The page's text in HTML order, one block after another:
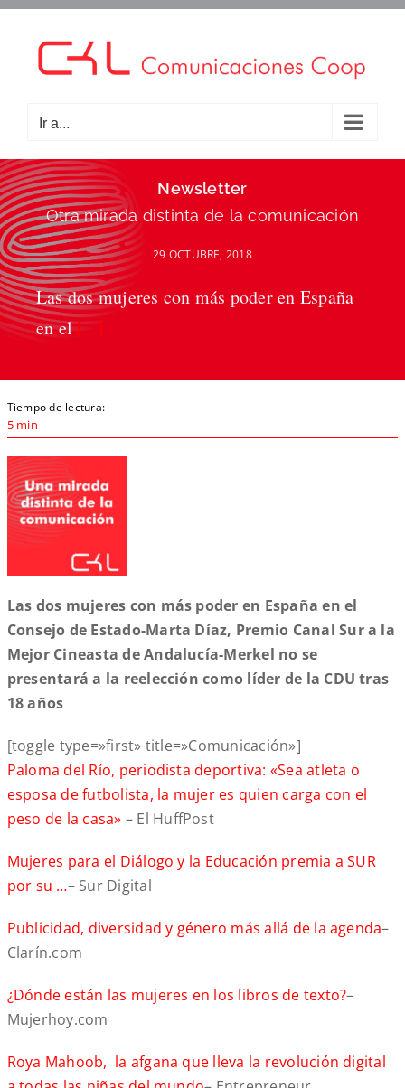
contenido
Ir a...
Newsletter
Otra mirada distinta de la comunicación
29 OCTUBRE, 2018
Las dos mujeres con más poder en España
en el[...]
Tiempo de lectura:
5 min
Las dos mujeres con más poder en España en el
Consejo de Estado-Marta Díaz, Premio Canal Sur a la
Mejor Cineasta de Andalucía-Merkel no se
presentará a la reelección como líder de la CDU tras
18 años
[toggle type=»first» title=»Comunicación»]
Paloma del Río, periodista deportiva: «Sea atleta o
esposa de futbolista, la mujer es quien carga con el
peso de la casa» – El HuffPost
Mujeres para el Diálogo y la Educación premia a SUR
por su …– Sur Digital
Publicidad, diversidad y género más allá de la agenda–
Clarín.com
¿Dónde están las mujeres en los libros de texto?–
Mujerhoy.com
Roya Mahoob, la afgana que lleva la revolución digital